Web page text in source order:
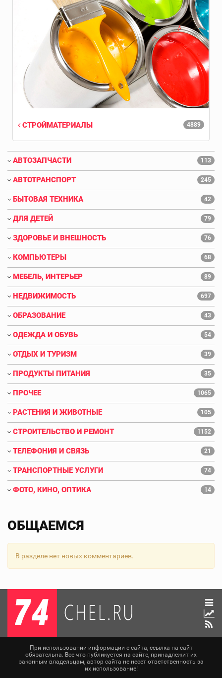
4889
СТРОЙМАТЕРИАЛЫ
АВТОЗАПЧАСТИ 113
АВТОТРАНСПОРТ 245
БЫТОВАЯ ТЕХНИКА 42
ДЛЯ ДЕТЕЙ 79
ЗДОРОВЬЕ И ВНЕШНОСТЬ 76
КОМПЬЮТЕРЫ 68
МЕБЕЛЬ, ИНТЕРЬЕР 89
НЕДВИЖИМОСТЬ 697
ОБРАЗОВАНИЕ 43
ОДЕЖДА И ОБУВЬ 54
ОТДЫХ И ТУРИЗМ 39
ПРОДУКТЫ ПИТАНИЯ 35
ПРОЧЕЕ 1065
РАСТЕНИЯ И ЖИВОТНЫЕ 105
СТРОИТЕЛЬСТВО И РЕМОНТ 1152
ТЕЛЕФОНИЯ И СВЯЗЬ 21
ТРАНСПОРТНЫЕ УСЛУГИ 74
ФОТО, КИНО, ОПТИКА 14
ОБЩАЕМСЯ
В разделе нет новых комментариев.
При использовании информации с сайта, ссылка на сайт
обязательна. Все что публикуется на сайте, принадлежит их
законным владельцам, автор сайта не несет ответственность за
их использование!